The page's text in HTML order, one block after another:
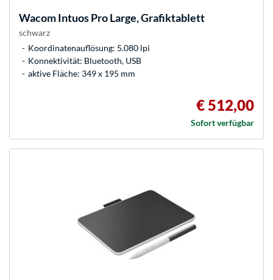
WacomIntuos Pro Large, Grafiktablett
schwarz
Koordinatenauflösung: 5.080 lpi
Konnektivität: Bluetooth, USB
aktive Fläche: 349 x 195 mm
€ 512,00
Sofort verfügbar